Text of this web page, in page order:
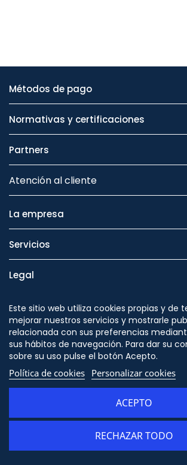
AÑADIR AL
Métodos de pago
Normativas y certificaciones
Partners
Atención al cliente
La empresa
Servicios
Legal
Seguridad
Este sitio web utiliza cookies propias y de
mejorar nuestros servicios y mostrarle
relacionada con sus preferencias
sus hábitos de navegación. Para dar su
sobre su uso pulse el botón Acepto.
Política de cookies Personalizar cookies
RECHAZAR TODO
ACEPTO
Síguenos en